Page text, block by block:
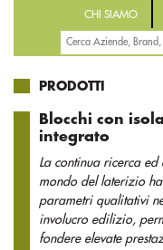
CHI SIAMO
PRODOTTI
Blocchi con
integrato
La continua ricerca ed
mondo del laterizio
parametri qualitativi
involucro edilizio,
fondere elevate